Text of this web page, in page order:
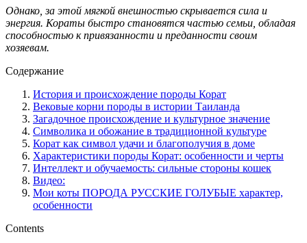
Однако, за этой мягкой внешностью скрывается сила и
энергия. Кораты быстро становятся частью семьи, обладая
способностью к привязанности и преданности своим
хозяевам.
Содержание
История и происхождение породы Корат
Вековые корни породы в истории Таиланда
Загадочное происхождение и культурное значение
Символика и обожание в традиционной культуре
Корат как символ удачи и благополучия в доме
Характеристики породы Корат: особенности и черты
Интеллект и обучаемость: сильные стороны кошек
Видео:
Мои коты ПОРОДА РУССКИЕ ГОЛУБЫЕ характер,
особенности
Contents